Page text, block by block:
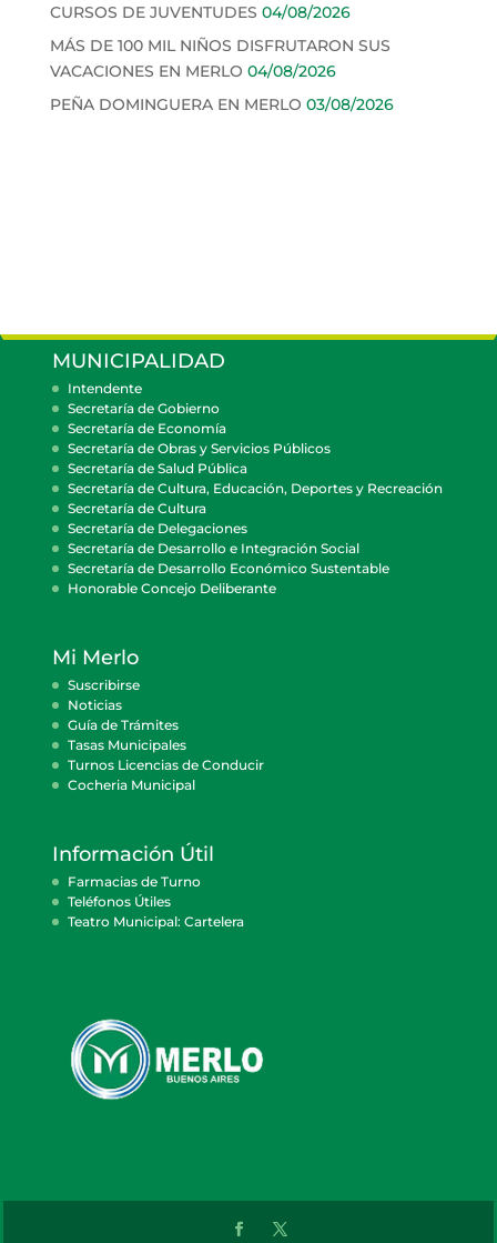
CURSOS DE JUVENTUDES 04/08/2026
MÁS DE 100 MIL NIÑOS DISFRUTARON SUS
VACACIONES EN MERLO 04/08/2026
PEÑA DOMINGUERA EN MERLO 03/08/2026
MUNICIPALIDAD
Intendente
Secretaría de Gobierno
Secretaría de Economía
Secretaría de Obras y Servicios Públicos
Secretaría de Salud Pública
Secretaría de Cultura, Educación, Deportes y Recreación
Secretaría de Cultura
Secretaría de Delegaciones
Secretaría de Desarrollo e Integración Social
Secretaría de Desarrollo Económico Sustentable
Honorable Concejo Deliberante
Mi Merlo
Suscribirse
Noticias
Guía de Trámites
Tasas Municipales
Turnos Licencias de Conducir
Cocheria Municipal
Información Útil
Farmacias de Turno
Teléfonos Útiles
Teatro Municipal: Cartelera